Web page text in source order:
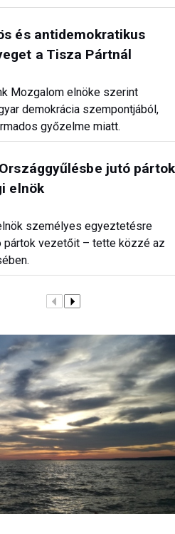
és antidemokratikus
a Tisza Pártnál
Mozgalom elnöke szerint
demokrácia szempontjából,
győzelme miatt.
jutó pártok
elnök
személyes egyeztetésre
pártok vezetőit – tette közzé az